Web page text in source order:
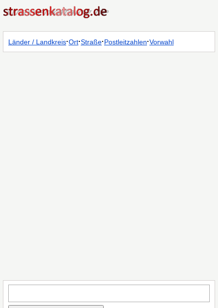
Länder / Landkreis·Ort·Straße·Postleitzahlen·Vorwahl